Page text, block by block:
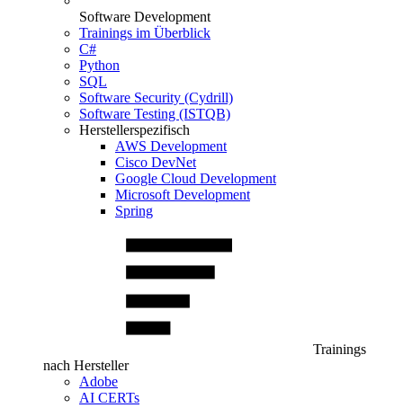
Software Development
Trainings im Überblick
C#
Python
SQL
Software Security (Cydrill)
Software Testing (ISTQB)
Herstellerspezifisch
AWS Development
Cisco DevNet
Google Cloud Development
Microsoft Development
Spring
Trainings
nach Hersteller
Adobe
AI CERTs